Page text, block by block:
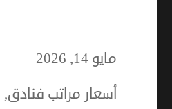
نُشرت
في
مايو 14, 2026
الوسوم
أسعار مراتب فنادق,